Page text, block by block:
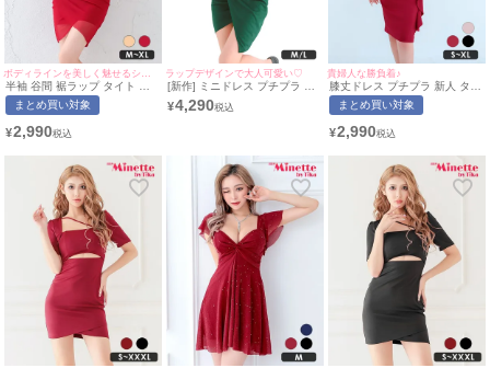
半袖 谷間 裾ラップ タイト ミ
ニドレス (せいせい着用/M~XL
サイズ対応) myMinette/マイミ
まとめ買い対象
¥2,990
ラップデザインで大人可愛い♡
[新作] ミニドレス プチプラ 新
人 タイト ジップ セクシー ノ
ースリーブ 低身長 谷間 背中魅
¥4,290
貴婦人な勝負着♪
膝丈ドレス プチプラ 新人 タイ
ト セクシー 半袖 低身長 谷
間 ワインレッド 肩フリル V
ス (ひなたまる着用/S~XLサイ
まとめ買い対象
¥2,990